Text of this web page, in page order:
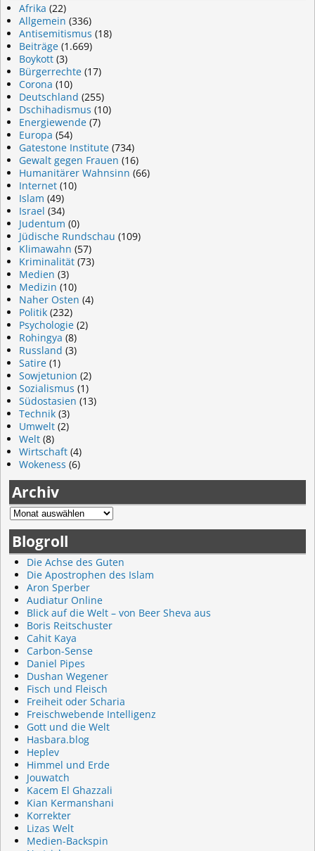
Afrika (22)
Allgemein (336)
Antisemitismus (18)
Beiträge (1.669)
Boykott (3)
Bürgerrechte (17)
Corona (10)
Deutschland (255)
Dschihadismus (10)
Energiewende (7)
Europa (54)
Gatestone Institute (734)
Gewalt gegen Frauen (16)
Humanitärer Wahnsinn (66)
Internet (10)
Islam (49)
Israel (34)
Judentum (0)
Jüdische Rundschau (109)
Klimawahn (57)
Kriminalität (73)
Medien (3)
Medizin (10)
Naher Osten (4)
Politik (232)
Psychologie (2)
Rohingya (8)
Russland (3)
Satire (1)
Sowjetunion (2)
Sozialismus (1)
Südostasien (13)
Technik (3)
Umwelt (2)
Welt (8)
Wirtschaft (4)
Wokeness (6)
Archiv
Blogroll
Die Achse des Guten
Die Apostrophen des Islam
Aron Sperber
Audiatur Online
Blick auf die Welt – von Beer Sheva aus
Boris Reitschuster
Cahit Kaya
Carbon-Sense
Daniel Pipes
Dushan Wegener
Fisch und Fleisch
Freiheit oder Scharia
Freischwebende Intelligenz
Gott und die Welt
Hasbara.blog
Heplev
Himmel und Erde
Jouwatch
Kacem El Ghazzali
Kian Kermanshani
Korrekter
Lizas Welt
Medien-Backspin